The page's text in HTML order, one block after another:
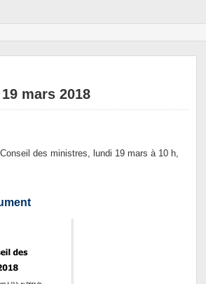
mars 2018
des ministres, lundi 19 mars à 10 h,